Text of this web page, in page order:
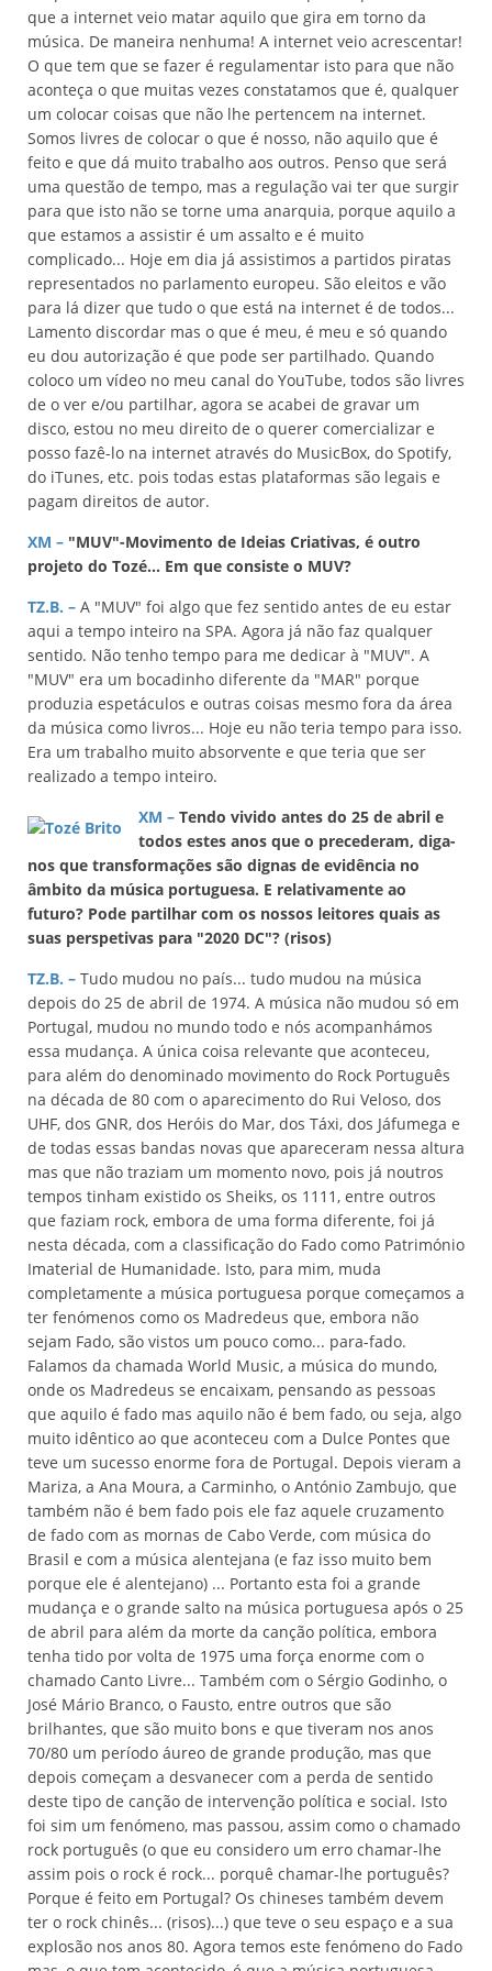
que a internet veio matar aquilo que gira em torno da
música. De maneira nenhuma! A internet veio acrescentar!
O que tem que se fazer é regulamentar isto para que não
aconteça o que muitas vezes constatamos que é, qualquer
um colocar coisas que não lhe pertencem na internet.
Somos livres de colocar o que é nosso, não aquilo que é
feito e que dá muito trabalho aos outros. Penso que será
uma questão de tempo, mas a regulação vai ter que surgir
para que isto não se torne uma anarquia, porque aquilo a
que estamos a assistir é um assalto e é muito
complicado... Hoje em dia já assistimos a partidos piratas
representados no parlamento europeu. São eleitos e vão
para lá dizer que tudo o que está na internet é de todos...
Lamento discordar mas o que é meu, é meu e só quando
eu dou autorização é que pode ser partilhado. Quando
coloco um vídeo no meu canal do YouTube, todos são livres
de o ver e/ou partilhar, agora se acabei de gravar um
disco, estou no meu direito de o querer comercializar e
posso fazê-lo na internet através do MusicBox, do Spotify,
do iTunes, etc. pois todas estas plataformas são legais e
pagam direitos de autor.
XM – "MUV"-Movimento de Ideias Criativas, é outro
projeto do Tozé... Em que consiste o MUV?
TZ.B. – A "MUV" foi algo que fez sentido antes de eu estar
aqui a tempo inteiro na SPA. Agora já não faz qualquer
sentido. Não tenho tempo para me dedicar à "MUV". A
"MUV" era um bocadinho diferente da "MAR" porque
produzia espetáculos e outras coisas mesmo fora da área
da música como livros... Hoje eu não teria tempo para isso.
Era um trabalho muito absorvente e que teria que ser
realizado a tempo inteiro.
XM – Tendo vivido antes do 25 de abril e
todos estes anos que o precederam, diga-
nos que transformações são dignas de evidência no
âmbito da música portuguesa. E relativamente ao
futuro? Pode partilhar com os nossos leitores quais as
suas perspetivas para "2020 DC"? (risos)
TZ.B. – Tudo mudou no país... tudo mudou na música
depois do 25 de abril de 1974. A música não mudou só em
Portugal, mudou no mundo todo e nós acompanhámos
essa mudança. A única coisa relevante que aconteceu,
para além do denominado movimento do Rock Português
na década de 80 com o aparecimento do Rui Veloso, dos
UHF, dos GNR, dos Heróis do Mar, dos Táxi, dos Jáfumega e
de todas essas bandas novas que apareceram nessa altura
mas que não traziam um momento novo, pois já noutros
tempos tinham existido os Sheiks, os 1111, entre outros
que faziam rock, embora de uma forma diferente, foi já
nesta década, com a classificação do Fado como Património
Imaterial de Humanidade. Isto, para mim, muda
completamente a música portuguesa porque começamos a
ter fenómenos como os Madredeus que, embora não
sejam Fado, são vistos um pouco como... para-fado.
Falamos da chamada World Music, a música do mundo,
onde os Madredeus se encaixam, pensando as pessoas
que aquilo é fado mas aquilo não é bem fado, ou seja, algo
muito idêntico ao que aconteceu com a Dulce Pontes que
teve um sucesso enorme fora de Portugal. Depois vieram a
Mariza, a Ana Moura, a Carminho, o António Zambujo, que
também não é bem fado pois ele faz aquele cruzamento
de fado com as mornas de Cabo Verde, com música do
Brasil e com a música alentejana (e faz isso muito bem
porque ele é alentejano) ... Portanto esta foi a grande
mudança e o grande salto na música portuguesa após o 25
de abril para além da morte da canção política, embora
tenha tido por volta de 1975 uma força enorme com o
chamado Canto Livre... Também com o Sérgio Godinho, o
José Mário Branco, o Fausto, entre outros que são
brilhantes, que são muito bons e que tiveram nos anos
70/80 um período áureo de grande produção, mas que
depois começam a desvanecer com a perda de sentido
deste tipo de canção de intervenção política e social. Isto
foi sim um fenómeno, mas passou, assim como o chamado
rock português (o que eu considero um erro chamar-lhe
assim pois o rock é rock... porquê chamar-lhe português?
Porque é feito em Portugal? Os chineses também devem
ter o rock chinês... (risos)...) que teve o seu espaço e a sua
explosão nos anos 80. Agora temos este fenómeno do Fado